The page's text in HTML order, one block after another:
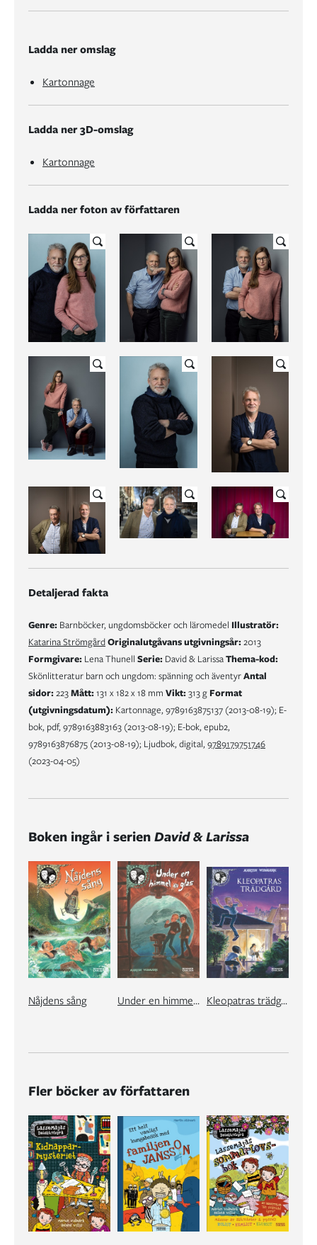
Ladda ner omslag
Kartonnage
Ladda ner 3D-omslag
Kartonnage
Ladda ner foton av författaren
Detaljerad fakta
Genre: Barnböcker, ungdomsböcker och läromedel Illustratör:
Katarina StrömgårdOriginalutgåvans utgivningsår: 2013
Formgivare: Lena Thunell Serie: David & LarissaThema-kod:
Skönlitteratur barn och ungdom: spänning och äventyrAntal
sidor: 223Mått: 131 x 182 x 18 mm Vikt: 313 g Format
(utgivningsdatum): Kartonnage, 9789163875137 (2013-08-19); E-
bok, pdf, 9789163883163 (2013-08-19); E-bok, epub2,
9789163876875 (2013-08-19); Ljudbok, digital,9789179751746
(2023-04-05)
Boken ingår i serienDavid & Larissa
Nåjdens sång Under en himmel av glas Kleopatras trädgård
Fler böcker av författaren